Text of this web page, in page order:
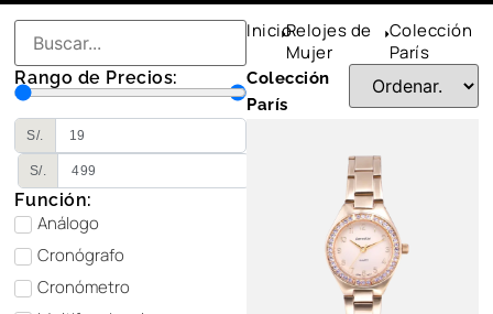
Reloj Hombre Aerostar
Gentleman 2215001 - 2212001
S/199.00 + ADD
Rango de Precios:
S/.
S/.
Función:
Análogo
Cronógrafo
Cronómetro
InicioRelojes de
Mujer
Colección
París
Colección
París